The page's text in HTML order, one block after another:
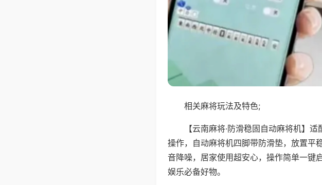
相关麻将玩法及特色;
【云南麻将·防滑稳固自动麻将机】
操作，自动麻将机四脚带防滑垫，放置平
音降噪，居家使用超安心，操作简单一键
娱乐必备好物。